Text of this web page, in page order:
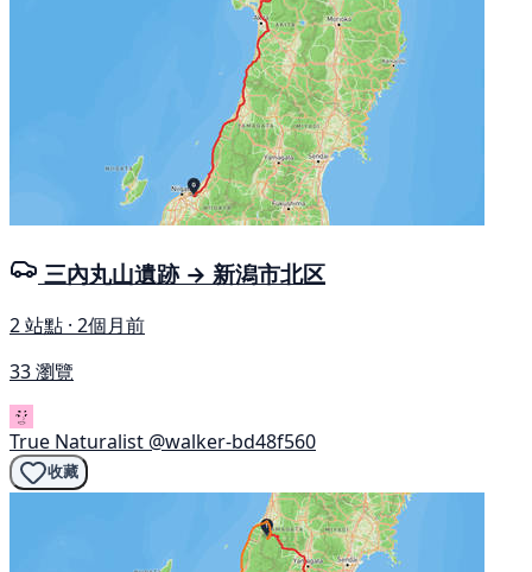
三內丸山遺跡 → 新潟市北区
2 站點 · 2個月前
33 瀏覽
True Naturalist @walker-bd48f560
收藏